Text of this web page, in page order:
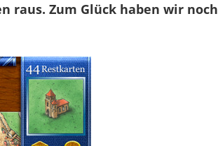
raus. Zum Glück haben wir noch